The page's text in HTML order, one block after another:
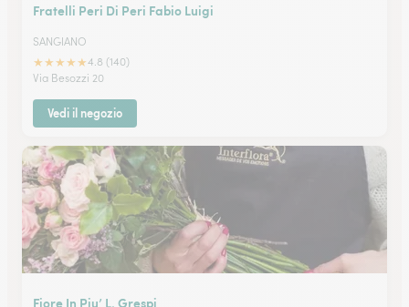
Fratelli Peri Di Peri Fabio Luigi
SANGIANO
★★★★★4.8 (140)
Via Besozzi 20
Vedi il negozio
Fiore In Piu’ L. Grespi